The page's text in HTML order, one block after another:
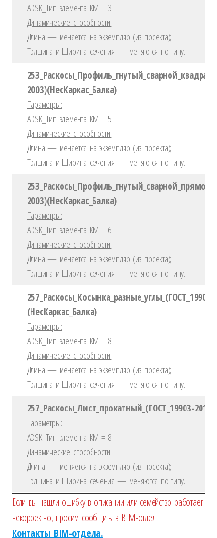
ADSK_Тип элемента КМ = 3
Динамические способности:
Длина — меняется на экземпляр (из проекта);
Толщина и Ширина сечения — меняются по типу.
2003)(НесКаркас_Балка)
Параметры:
ADSK_Тип элемента КМ = 5
Динамические способности:
Длина — меняется на экземпляр (из проекта);
Толщина и Ширина сечения — меняются по типу.
2003)(НесКаркас_Балка)
Параметры:
ADSK_Тип элемента КМ = 6
Динамические способности:
Длина — меняется на экземпляр (из проекта);
Толщина и Ширина сечения — меняются по типу.
257_Раскосы_Косынка_разные_углы_(ГОСТ_19903-
(НесКаркас_Балка)
Параметры:
ADSK_Тип элемента КМ = 8
Динамические способности:
Длина — меняется на экземпляр (из проекта);
Толщина и Ширина сечения — меняются по типу.
257_Раскосы_Лист_прокатный_(ГОСТ_19903-
Параметры:
ADSK_Тип элемента КМ = 8
Динамические способности:
Длина — меняется на экземпляр (из проекта);
Толщина и Ширина сечения — меняются по типу.
Если вы нашли ошибку в описании или семейство работает
некорректно, просим сообщить в BIM-отдел.
Контакты BIM-отдела.